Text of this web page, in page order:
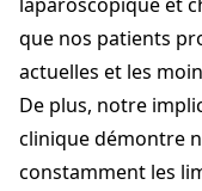
que nos patients
actuelles et les
De plus, notre
clinique démontre
constamment les